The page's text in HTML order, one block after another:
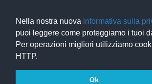
Nella nostra nuova informativa sulla
puoi leggere come proteggiamo i tuoi
Per operazioni migliori utilizziamo
HTTP.
Ok